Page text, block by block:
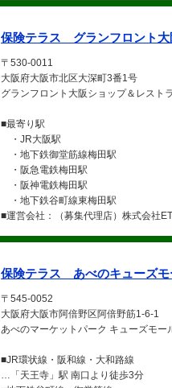
保険テラス グランフロント大
〒530-0011
大阪府大阪市北区大深町3番1号
グランフロント大阪ショップ＆レスト
■最寄り駅
・JR大阪駅
・地下鉄御堂筋線梅田駅
・阪急電鉄梅田駅
・阪神電鉄梅田駅
・地下鉄谷町線東梅田駅
■運営会社：（募集代理店）株式会社
保険テラス あべのキューズモ
〒545-0052
大阪府大阪市阿倍野区阿倍野筋1-6-1
あべのマーケットパーク キューズモー
■JR環状線・阪和線・大和路線
…「天王寺」駅 南口より徒歩3分